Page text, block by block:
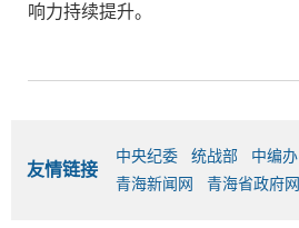
响力持续提升。
友情链接
中央纪委 统战部 中编办
青海新闻网
青海省政府网